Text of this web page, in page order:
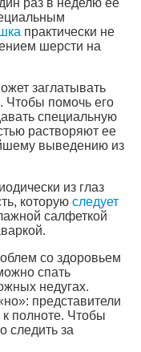
практически не
шерсти на
заглатывать
Чтобы помочь его
специальную
растворяют ее
выведению из
из глаз
которую следует
салфеткой
со здоровьем
спать
недугах.
представители
полноте. Чтобы
следить за